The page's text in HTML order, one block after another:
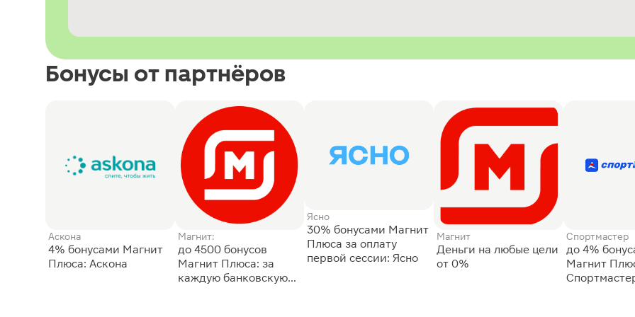
Бонусы от партнёров
Аскона
4% бонусами Магнит
Плюса: Аскона
Магнит:
до 4500 бонусов
Магнит Плюса: за
каждую банковскую
Ясно
30% бонусами Магнит
Плюса за оплату
первой сессии: Ясно
Магнит
Деньги на любые цели
от 0%
Спортмастер
до 4%
Магнит